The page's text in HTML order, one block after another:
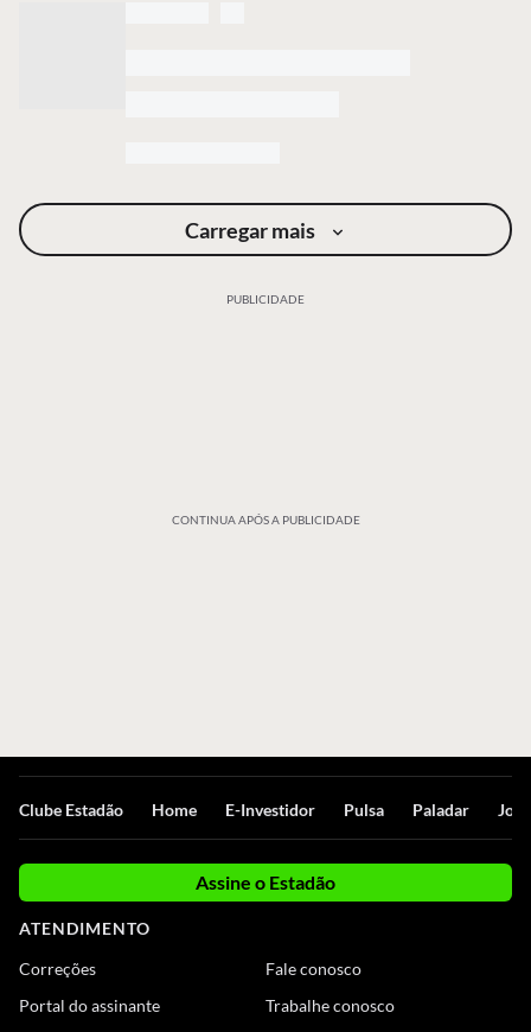
Carregar mais
PUBLICIDADE
CONTINUA APÓS A PUBLICIDADE
Clube Estadão Home E-Investidor Pulsa Paladar
Assine o Estadão
ATENDIMENTO
Correções
Portal do assinante
Fale conosco
Trabalhe conosco